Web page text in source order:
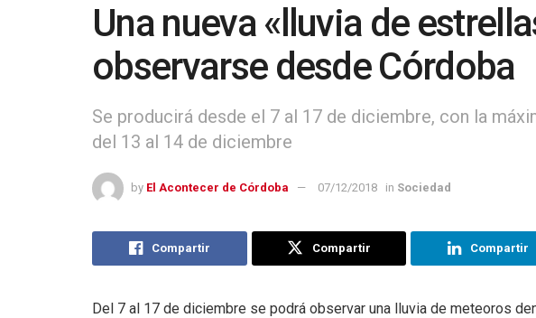
Una nueva «lluvia de
observarse desde Córdoba
Se producirá desde el 7 al 17 de diciembre, con la
del 13 al 14 de diciembre
by El Acontecer de Córdoba 07/12/2018 in Sociedad
Compartir Compartir Compartir
Del 7 al 17 de diciembre se podrá observar una lluvia de meteoros